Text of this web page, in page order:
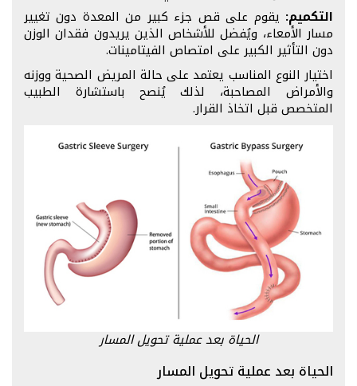
التكميم: يقوم على قص جزء كبير من المعدة دون تغيير
مسار الأمعاء، ويُفضل للأشخاص الذين يريدون فقدان الوزن
دون التأثير الكبير على امتصاص الفيتامينات.
اختيار النوع المناسب يعتمد على حالة المريض الصحية ووزنه
والأمراض المصاحبة، لذلك يُنصح باستشارة الطبيب
المتخصص قبل اتخاذ القرار.
الحياة بعد عملية تحويل المسار
الحياة بعد عملية تحويل المسار